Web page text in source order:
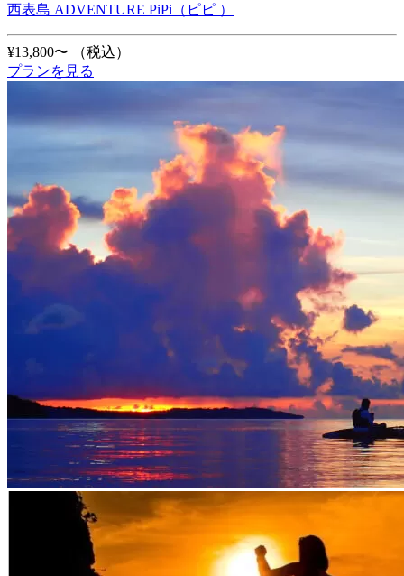
西表島 ADVENTURE PiPi（ピピ ）
¥13,800〜
（税込）
プランを見る